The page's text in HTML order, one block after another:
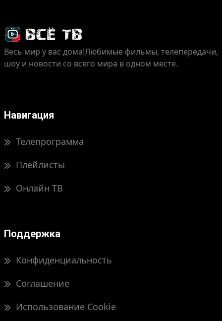
Весь мир у вас дома!Любимые фильмы, телепередачи,
шоу и новости со всего мира в одном месте.
Навигация
Телепрограмма
Плейлисты
Онлайн ТВ
Поддержка
Конфиденциальность
Соглашение
Использование Cookie